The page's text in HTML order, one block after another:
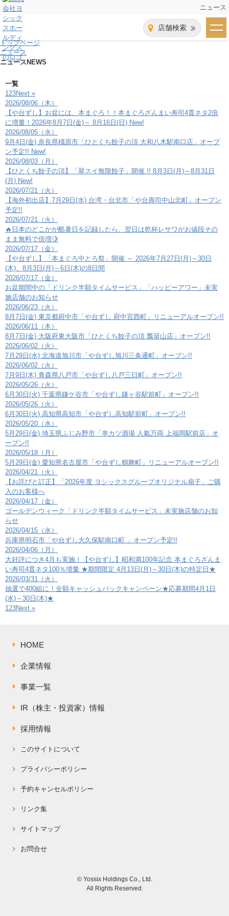
ニュース
店舗検索
トップページ
ニュース
ニュース NEWS
一覧
123Next »
2026/08/06（木）
【や台ずし】お盆には、本まぐろ！！本まぐろざんまい寿司4貫ネタ2倍
に増量！2026年8月7日(金)～ 8月16日(日) New!
2026/08/05（水）
9月4日(金) 奈良県橿原市「ひとくち餃子の頂 大和八木駅南口店」オープ
ン予定!! New!
2026/08/03（月）
【ひとくち餃子の頂】「翠スイ無限餃子」開催 !! 8月3日(月)～8月31日
(月) New!
2026/07/21（火）
【海外初出店】7月29日(水) 台湾・台北市「や台壽司中山北町」オープン
予定!!
2026/07/21（火）
🔥日本のどこかが酷暑日を記録したら、翌日は乾杯レサワがお値段その
まま無料で倍増🍋
2026/07/17（金）
【や台ずし】「本まぐろ中とろ祭」開催 ～ 2026年7月27日(月)～30日
(木)、8月3日(月)～6日(木)の8日間
2026/07/17（金）
お盆期間中の「ドリンク半額タイムサービス」「ハッピーアワー」未実
施店舗のお知らせ
2026/06/23（火）
8月7日(金) 東京都府中市「や台ずし 府中宮西町」リニューアルオープン!!
2026/06/11（木）
8月7日(金) 大阪府東大阪市「ひとくち餃子の頂 瓢簞山店」オープン!!
2026/06/02（火）
7月29日(水) 北海道旭川市「や台ずし旭川三条通町」オープン!!
2026/06/02（火）
7月9日(木) 青森県八戸市「や台ずし八戸三日町」オープン!!
2026/05/26（火）
6月30日(火) 千葉県鎌ケ谷市「や台ずし鎌ヶ谷駅前町」オープン!!
2026/05/26（火）
6月30日(火) 高知県高知市「や台ずし高知駅前町」オープン!!
2026/05/20（水）
5月29日(金) 埼玉県ふじみ野市「串カツ酒場 人氣万両 上福岡駅前店」オ
ープン!!
2026/05/18（月）
5月29日(金) 愛知県名古屋市「や台ずし鶴舞町」リニューアルオープン!!
2026/04/21（火）
【お詫びと訂正】「2026年度 ヨシックスグループオリジナル扇子」ご購
入のお客様へ
2026/04/17（金）
ゴールデンウィーク「ドリンク半額タイムサービス」未実施店舗のお知
らせ
2026/04/15（水）
兵庫県明石市「や台ずし大久保駅南口町 」オープン予定!!
2026/04/06（月）
大好評につき4月も実施！【や台ずし】昭和満100年記念 本まぐろざんま
い寿司4貫ネタ100％増量 ★期間限定 4月13日(月)～30日(木)の特定日★
2026/03/31（火）
抽選で400組に！全額キャッシュバックキャンペーン★応募期間4月1日
(水)～30日(木)★
123Next »
HOME
企業情報
事業一覧
IR（株主・投資家）情報
採用情報
このサイトについて
プライバシーポリシー
予約キャンセルポリシー
リンク集
サイトマップ
お問合せ
© Yossix Holdings Co., Ltd.
All Rights Reserved.